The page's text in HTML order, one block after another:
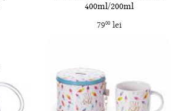
400ml/200ml
7900lei